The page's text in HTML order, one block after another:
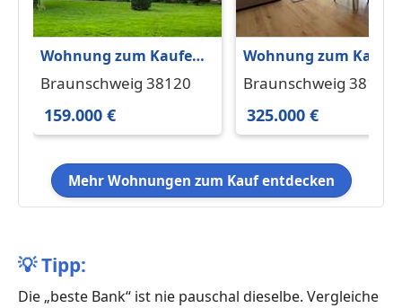
Wohnung zum Kaufen
in Braunschweig
Braunschweig 38120
159.000 €
Wohnung zum
in Braunschweig
Braunschweig 38122
325.000 €
Mehr Wohnungen zum Kauf entdecken
💡Tipp:
Die „beste Bank“ ist nie pauschal dieselbe. Vergleiche